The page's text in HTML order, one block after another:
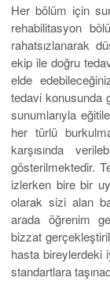
Her bölüm için
rehabilitasyon
rahatsızlanarak
ekip ile doğru
elde
tedavi konusunda
sunumlarıyla
her türlü
karşısında
gösterilmektedir.
izlerken bire bir
olarak sizi alan
arada öğrenim
bizzat
hasta bireylerdeki
standartlara